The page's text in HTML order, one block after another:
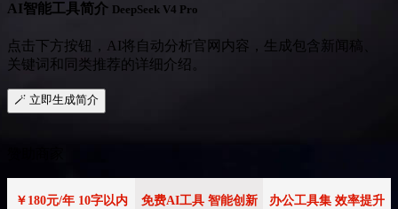
AI智能工具简介 DeepSeek V4 Pro
点击下方按钮，AI将自动分析官网内容，生成包含新闻稿、
关键词和同类推荐的详细介绍。
🪄 立即生成简介
￥180元/年 10字以内 免费AI工具 智能创新 办公工具集 效率提升